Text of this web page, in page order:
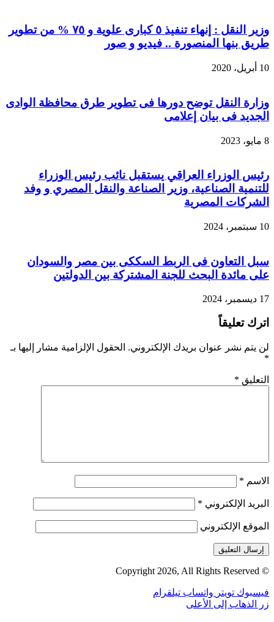
وزير النقل : إنهاء تنفيذ ٥ كبارى علوية و ٧٥ % من تطوير
طريق بنها المنصورة .. فيديو و صور
10 أبريل، 2020
وزارة النقل توضح دورها فى تطوير طرق محافظة الوادى
الجديد فى بيان إعلامى
8 مايو، 2023
رئيس الوزراء العراقي يستقبل نائب رئيس الوزراء
للتنمية الصناعية، وزير الصناعة والنقل المصري و وفد
الشركات المصرية
10 سبتمبر، 2024
سبل التعاون فى الربط السككى بين مصر والسودان
على مائدة البحث للجنة المشتركة بين الدولتين
17 ديسمبر، 2024
اترك تعليقاً
لن يتم نشر عنوان بريدك الإلكتروني. الحقول الإلزامية مشار إليها بـ
*
التعليق *
الاسم *
البريد الإلكتروني *
الموقع الإلكتروني
© Copyright 2026, All Rights Reserved
فيسبوك تويتر واتساب تيلقرام
زر الذهاب إلى الأعلى